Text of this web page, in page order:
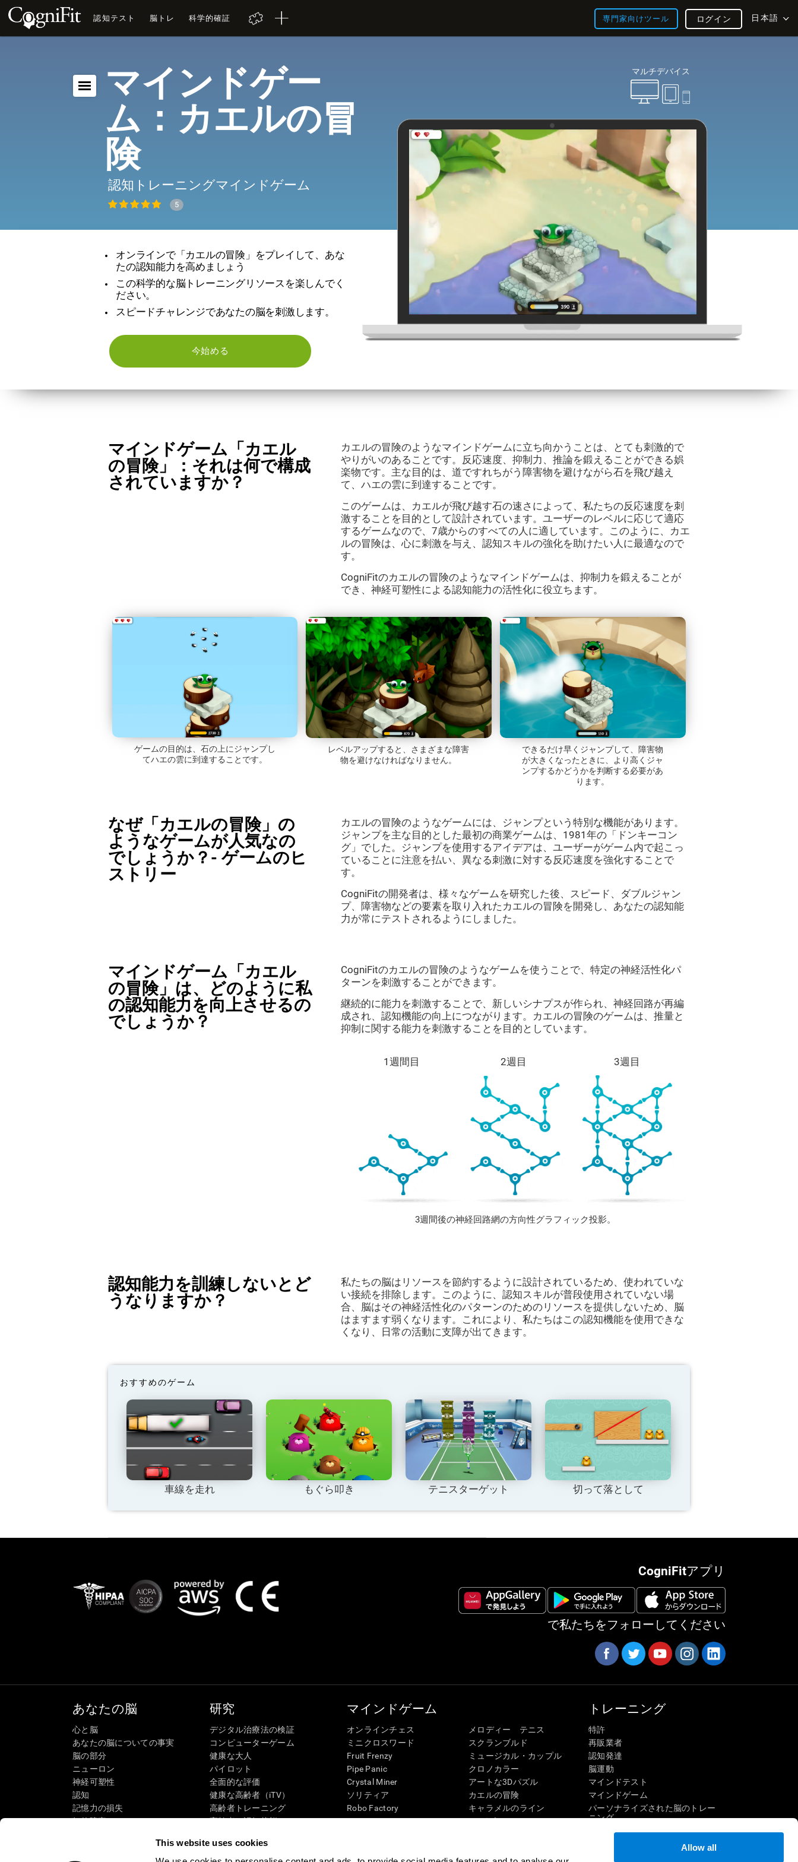
This website uses cookies
Allow all
認知テスト 脳トレ 科学的確証 専門家向けツール 日本語
ログイン
マルチデバイス
マインドゲー
ム：カエルの冒
険
認知トレーニングマインドゲーム
5
オンラインで「カエルの冒険」をプレイして、あな
たの認知能力を高めましょう
この科学的な脳トレーニングリソースを楽しんでく
ださい。
スピードチャレンジであなたの脳を刺激します。
今始める
マインドゲーム「カエル
の冒険」：それは何で構成
されていますか？
カエルの冒険のようなマインドゲームに立ち向かうことは、とても刺激的で
やりがいのあることです。反応速度、抑制力、推論を鍛えることができる娯
楽物です。主な目的は、道ですれちがう障害物を避けながら石を飛び越え
て、ハエの雲に到達することです。
このゲームは、カエルが飛び越す石の速さによって、私たちの反応速度を刺
激することを目的として設計されています。ユーザーのレベルに応じて適応
するゲームなので、7歳からのすべての人に適しています。このように、カエ
ルの冒険は、心に刺激を与え、認知スキルの強化を助けたい人に最適なので
す。
CogniFitのカエルの冒険のようなマインドゲームは、抑制力を鍛えることが
でき、神経可塑性による認知能力の活性化に役立ちます。
ゲームの目的は、石の上にジャンプし
てハエの雲に到達することです。
レベルアップすると、さまざまな障害
物を避けなければなりません。
できるだけ早くジャンプして、障害物
が大きくなったときに、より高くジャ
ンプするかどうかを判断する必要があ
ります。
なぜ「カエルの冒険」の
ようなゲームが人気なの
でしょうか？- ゲームのヒ
ストリー
カエルの冒険のようなゲームには、ジャンプという特別な機能があります。
ジャンプを主な目的とした最初の商業ゲームは、1981年の「ドンキーコン
グ」でした。ジャンプを使用するアイデアは、ユーザーがゲーム内で起こっ
ていることに注意を払い、異なる刺激に対する反応速度を強化することで
す。
CogniFitの開発者は、様々なゲームを研究した後、スピード、ダブルジャン
プ、障害物などの要素を取り入れたカエルの冒険を開発し、あなたの認知能
力が常にテストされるようにしました。
マインドゲーム「カエル
の冒険」は、どのように私
の認知能力を向上させるの
でしょうか？
CogniFitのカエルの冒険のようなゲームを使うことで、特定の神経活性化パ
ターンを刺激することができます。
継続的に能力を刺激することで、新しいシナプスが作られ、神経回路が再編
成され、認知機能の向上につながります。カエルの冒険のゲームは、推量と
抑制に関する能力を刺激することを目的としています。
1週間目 2週目 3週目
3週間後の神経回路網の方向性グラフィック投影。
認知能力を訓練しないとど
うなりますか？
私たちの脳はリソースを節約するように設計されているため、使われていな
い接続を排除します。このように、認知スキルが普段使用されていない場
合、脳はその神経活性化のパターンのためのリソースを提供しないため、脳
はますます弱くなります。これにより、私たちはこの認知機能を使用できな
くなり、日常の活動に支障が出てきます。
おすすめのゲーム
車線を走れ もぐら叩き テニスターゲット 切って落として
CogniFitアプリ
で私たちをフォローしてください
あなたの脳
心と脳
あなたの脳についての事実
脳の部分
ニューロン
神経可塑性
認知
記憶力の損失
知的障害
認識
研究
デジタル治療法の検証
コンピューターゲーム
健康な大人
パイロット
全面的な評価
健康な高齢者（iTV）
高齢者トレーニング
高齢者の認知状態
タクソノミーSG4D
マインドゲーム
オンラインチェス
ミニクロスワード
Fruit Frenzy
Pipe Panic
Crystal Miner
ソリティア
Robo Factory
Ant Escape
ビジュアルクロスワード
メロディー テニス
スクランブルド
ミュージカル・カップル
クロノカラー
アートな3Dパズル
カエルの冒険
キャラメルのライン
3Dパズル
ズンバル
トレーニング
特許
再販業者
認知発達
脳運動
マインドテスト
マインドゲーム
パーソナライズされた脳のトレー
ニング
マインドゲーム